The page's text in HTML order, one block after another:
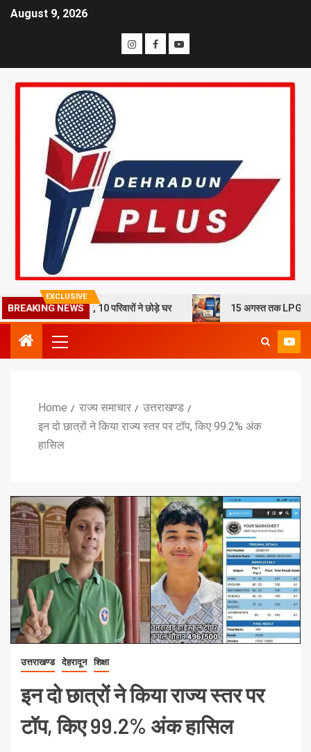
August 9, 2026
EXCLUSIVE
BREAKING NEWS
से दहशत, 10 परिवारों ने छोड़े घर 15 अगस्त तक LPG कनेक्शन की
Home राज्य समाचार
उत्तराखण्ड
इन दो छात्रों ने किया राज्य स्तर पर टॉप, किए 99.2% अंक
हासिल
उत्तराखण्ड देहरादून शिक्षा
इन दो छात्रों ने किया राज्य स्तर पर
टॉप, किए 99.2% अंक हासिल